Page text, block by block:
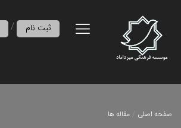
/ ثبت نام
صفحه اصلی مقاله ها